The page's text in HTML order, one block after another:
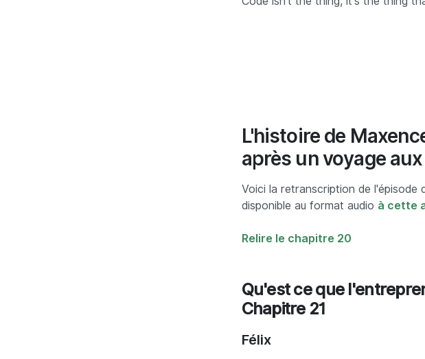
L'histoire de
après un voyage
Voici la retranscription de l'épisode
disponible au format audio à cette
Relire le chapitre 20
Qu'est ce que
Chapitre 21
Félix